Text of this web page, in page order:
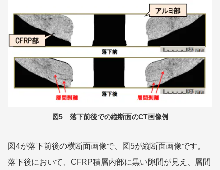
図5 落下前後での縦断面のCT画像例
図4が落下前後の横断面画像で、図5が縦断面画像です。
落下後において、CFRP積層内部に黒い隙間が見え、層間